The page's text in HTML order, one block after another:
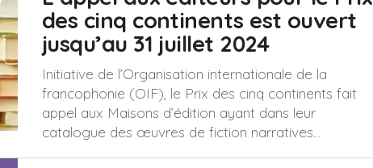
des cinq continents est ouvert
jusqu’au 31 juillet 2024
Initiative de l’Organisation internationale de la
francophonie (OIF), le Prix des cinq continents fait
appel aux Maisons d’édition ayant dans leur
catalogue des œuvres de fiction narratives...